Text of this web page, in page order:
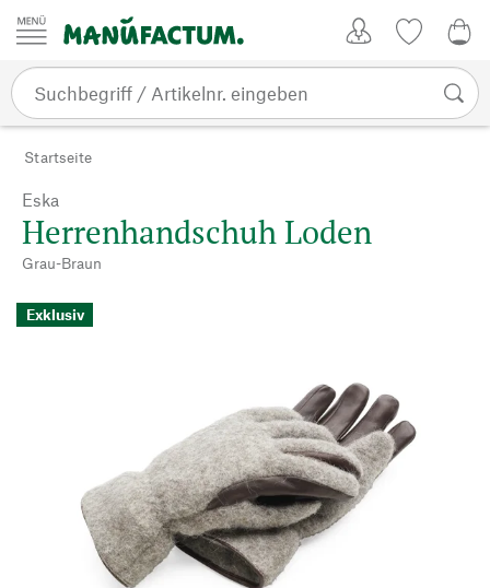
Zum Inhalt springen
Startseite
Eska
Herrenhandschuh Loden
Grau-Braun
Exklusiv